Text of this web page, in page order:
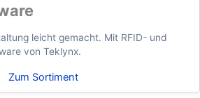
leicht gemacht. Mit RFID- und
von Teklynx.
Zum Sortiment